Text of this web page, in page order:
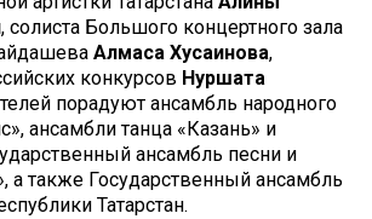
, солиста Большого концертного зала
Алмаса Хусаинова,
конкурсов Нуршата
порадуют ансамбль народного
ансамбли танца «Казань» и
ансамбль песни и
а также Государственный ансамбль
Татарстан.